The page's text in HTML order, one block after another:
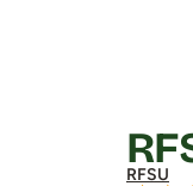
RFSU